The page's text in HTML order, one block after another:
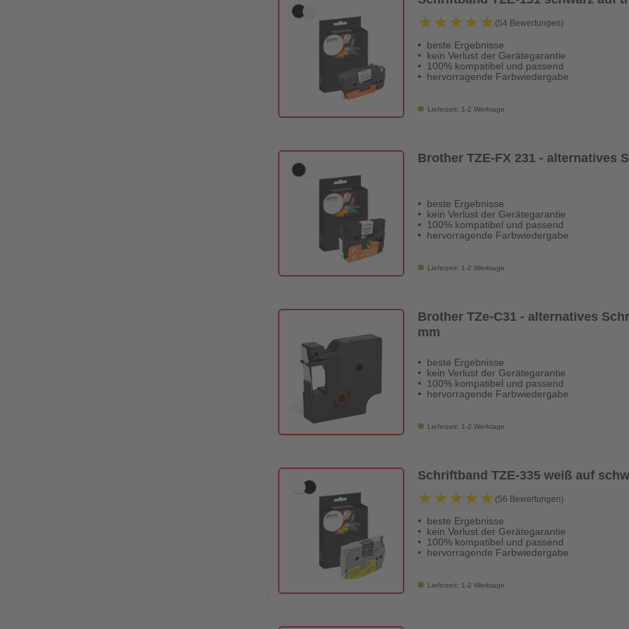
★★★★★
★★★★★ (54 Bewertungen)
beste Ergebnisse
kein Verlust der Gerätegarantie
100% kompatibel und passend
hervorragende Farbwiedergabe
Lieferzeit: 1-2 Werktage
Brother TZE-FX 231 - alternatives
beste Ergebnisse
kein Verlust der Gerätegarantie
100% kompatibel und passend
hervorragende Farbwiedergabe
Lieferzeit: 1-2 Werktage
Brother TZe-C31 - alternatives
mm
beste Ergebnisse
kein Verlust der Gerätegarantie
100% kompatibel und passend
hervorragende Farbwiedergabe
Lieferzeit: 1-2 Werktage
Schriftband TZE-335 weiß auf
★★★★★
★★★★★ (56 Bewertungen)
beste Ergebnisse
kein Verlust der Gerätegarantie
100% kompatibel und passend
hervorragende Farbwiedergabe
Lieferzeit: 1-2 Werktage